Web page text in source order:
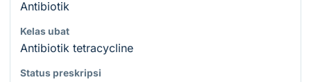
Antibiotik
Kelas ubat
Antibiotik tetracycline
Status preskripsi